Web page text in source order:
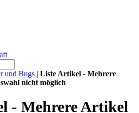
und Bugs | Liste Artikel - Mehrere
nicht möglich
- Mehrere Artikel